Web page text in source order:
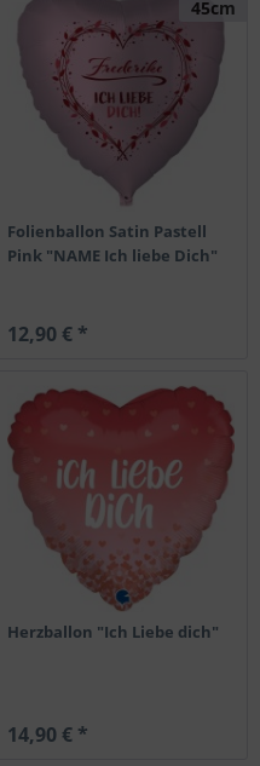
45cm
Folienballon Satin Pastell
Pink "NAME Ich liebe Dich"
12,90 € *
Herzballon "Ich Liebe dich"
14,90 € *